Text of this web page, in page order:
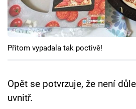
Cool Esport
Pořady
TV Program
Sledujte prima+
Přitom vypadala tak poctivě!
Opět se potvrzuje, že není
uvnitř.